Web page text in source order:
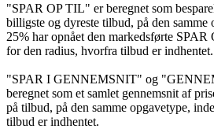
"SPAR OP TIL" er beregnet som
billigste og dyreste tilbud, på den samme
25% har opnået den markedsførte SPAR
for den radius, hvorfra tilbud er indhentet.
"SPAR I GENNEMSNIT" og
beregnet som et samlet gennemsnit af
på tilbud, på den samme opgavetype,
tilbud er indhentet.